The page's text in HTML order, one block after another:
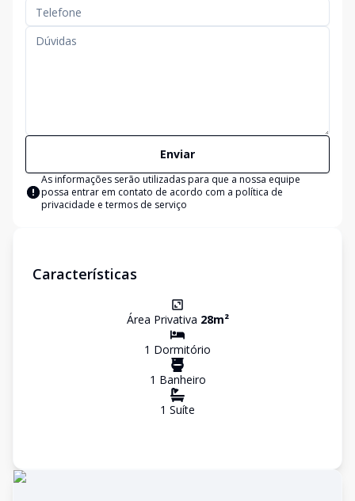
Enviar
As informações serão utilizadas para que a nossa equipe
possa entrar em contato de acordo com a política de
privacidade e termos de serviço
Características
Área Privativa 28m²
1 Dormitório
1 Banheiro
1 Suíte